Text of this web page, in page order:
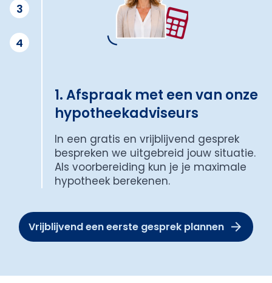
3
4
1. Afspraak met een van onze
hypotheekadviseurs
In een gratis en vrijblijvend gesprek
bespreken we uitgebreid jouw situatie.
Als voorbereiding kun je je maximale
hypotheek berekenen.
Vrijblijvend een eerste gesprek plannen